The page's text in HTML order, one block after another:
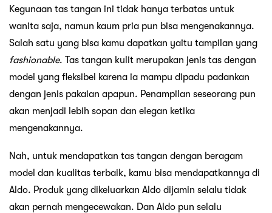
Kegunaan tas tangan ini tidak hanya terbatas untuk
wanita saja, namun kaum pria pun bisa mengenakannya.
Salah satu yang bisa kamu dapatkan yaitu tampilan yang
fashionable. Tas tangan kulit merupakan jenis tas dengan
model yang fleksibel karena ia mampu dipadu padankan
dengan jenis pakaian apapun. Penampilan seseorang pun
akan menjadi lebih sopan dan elegan ketika
mengenakannya.
Nah, untuk mendapatkan tas tangan dengan beragam
model dan kualitas terbaik, kamu bisa mendapatkannya di
Aldo. Produk yang dikeluarkan Aldo dijamin selalu tidak
akan pernah mengecewakan. Dan Aldo pun selalu